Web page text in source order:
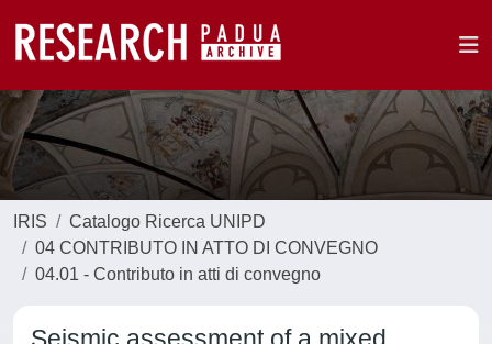
IRIS
Catalogo Ricerca UNIPD
04 CONTRIBUTO IN ATTO DI CONVEGNO
04.01 - Contributo in atti di convegno